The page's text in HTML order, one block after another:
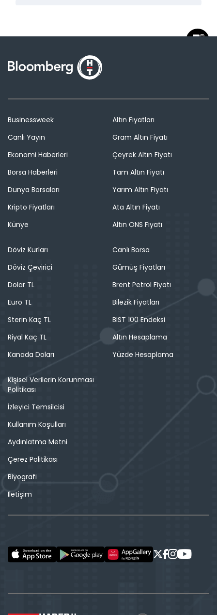
Businessweek
Canlı Yayın
Ekonomi Haberleri
Borsa Haberleri
Dünya Borsaları
Kripto Fiyatları
Künye
Altın Fiyatları
Gram Altın Fiyatı
Çeyrek Altın Fiyatı
Tam Altın Fiyatı
Yarım Altın Fiyatı
Ata Altın Fiyatı
Altın ONS Fiyatı
Döviz Kurları
Döviz Çevirici
Dolar TL
Euro TL
Sterin Kaç TL
Riyal Kaç TL
Kanada Doları
Canlı Borsa
Gümüş Fiyatları
Brent Petrol Fiyatı
Bilezik Fiyatları
BIST 100 Endeksi
Altın Hesaplama
Yüzde Hesaplama
Kişisel Verilerin Korunması
Politikası
İzleyici Temsilcisi
Kullanım Koşulları
Aydınlatma Metni
Çerez Politikası
Biyografi
İletişim